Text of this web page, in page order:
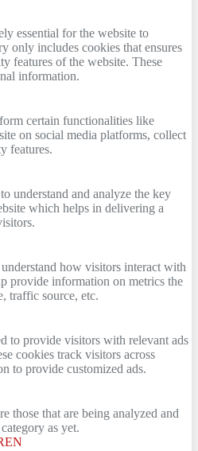
essential for the website to
only includes cookies that ensures
features of the website. These
information.
certain functionalities like
on social media platforms, collect
features.
understand and analyze the key
which helps in delivering a
how visitors interact with
provide information on metrics the
traffic source, etc.
to provide visitors with relevant ads
cookies track visitors across
to provide customized ads.
those that are being analyzed and
as yet.